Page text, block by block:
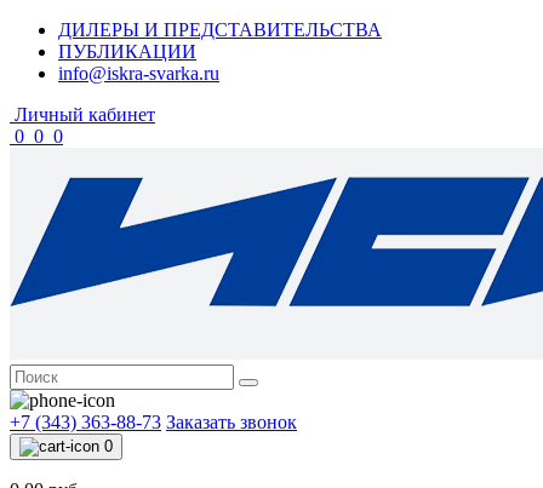
ДИЛЕРЫ И ПРЕДСТАВИТЕЛЬСТВА
ПУБЛИКАЦИИ
info@iskra-svarka.ru
Личный кабинет
0 0 0
+7 (343) 363-88-73 Заказать звонок
0